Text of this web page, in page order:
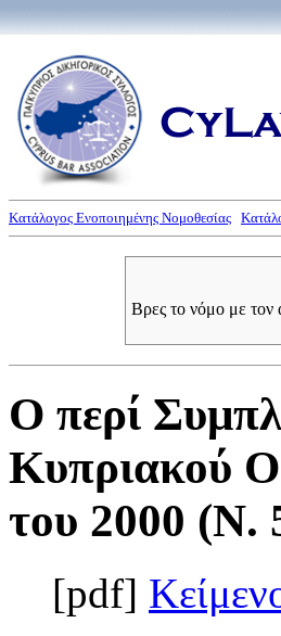
Κατάλογος Ενοποιημένης Νομοθεσίας
Βρες το νόμο με τον
Ο περί
Κυπριακού
του 2000 (Ν.
[pdf]